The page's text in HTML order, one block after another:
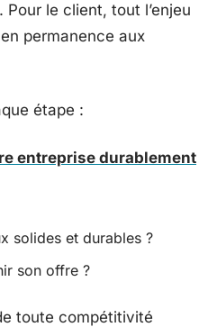
le client, tout l’enjeu
permanence aux
étape :
entreprise durablement
solides et durables ?
son offre ?
toute compétitivité